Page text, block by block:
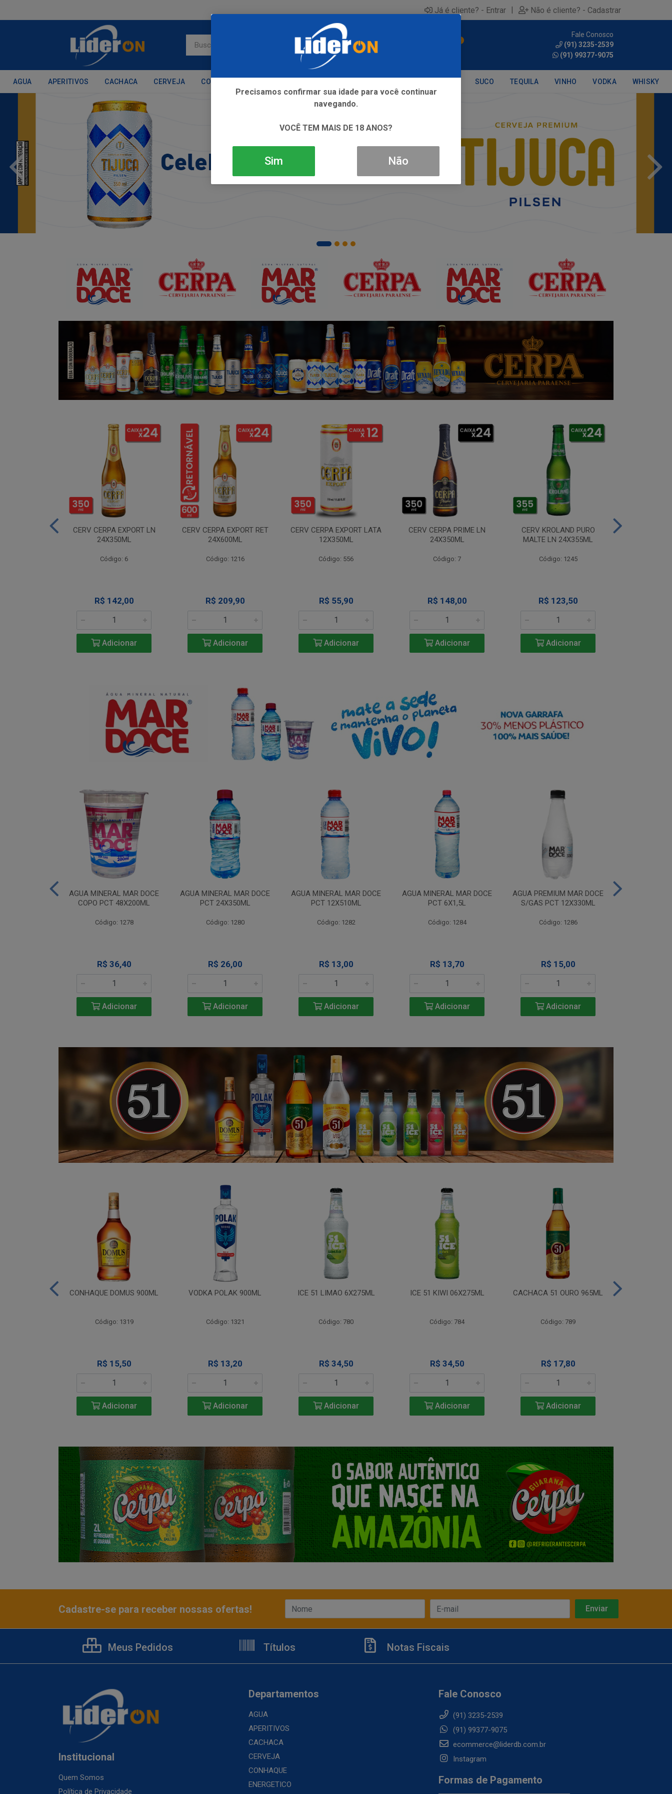
Já é cliente? - Entrar | Não é cliente? - Cadastrar
Fale Conosco
(91) 3235-2539
(91) 99377-9075
AGUA APERITIVOS CACHACA CERVEJA CONHAQUE SUCO TEQUILA VINHO VODKA WHISKY
CERV CERPA EXPORT LN
24X350ML
Código: 6
R$ 142,00
Adicionar
CERV CERPA EXPORT RET
24X600ML
Código: 1216
R$ 209,90
Adicionar
CERV CERPA EXPORT LATA
12X350ML
Código: 556
R$ 55,90
Adicionar
CERV CERPA PRIME LN
24X350ML
Código: 7
R$ 148,00
Adicionar
CERV KROLAND PURO
MALTE LN 24X355ML
Código: 1245
R$ 123,50
Adicionar
AGUA MINERAL MAR DOCE
COPO PCT 48X200ML
Código: 1278
R$ 36,40
Adicionar
AGUA MINERAL MAR DOCE
PCT 24X350ML
Código: 1280
R$ 26,00
Adicionar
AGUA MINERAL MAR DOCE
PCT 12X510ML
Código: 1282
R$ 13,00
Adicionar
AGUA MINERAL MAR DOCE
PCT 6X1,5L
Código: 1284
R$ 13,70
Adicionar
AGUA PREMIUM MAR DOCE
S/GAS PCT 12X330ML
Código: 1286
R$ 15,00
Adicionar
CONHAQUE DOMUS 900ML
Código: 1319
R$ 15,50
Adicionar
VODKA POLAK 900ML
Código: 1321
R$ 13,20
Adicionar
ICE 51 LIMAO 6X275ML
Código: 780
R$ 34,50
Adicionar
ICE 51 KIWI 06X275ML
Código: 784
R$ 34,50
Adicionar
CACHACA 51 OURO 965ML
Código: 789
R$ 17,80
Adicionar
Cadastre-se para receber nossas ofertas!
Meus Pedidos Títulos Notas Fiscais
Institucional
Quem Somos
Política de Privacidade
Departamentos
AGUA
APERITIVOS
CACHACA
CERVEJA
CONHAQUE
ENERGETICO
Fale Conosco
(91) 3235-2539
(91) 99377-9075
ecommerce@liderdb.com.br
Instagram
Formas de Pagamento
Precisamos confirmar sua idade para você continuar
navegando.
VOCÊ TEM MAIS DE 18 ANOS?
Sim Não